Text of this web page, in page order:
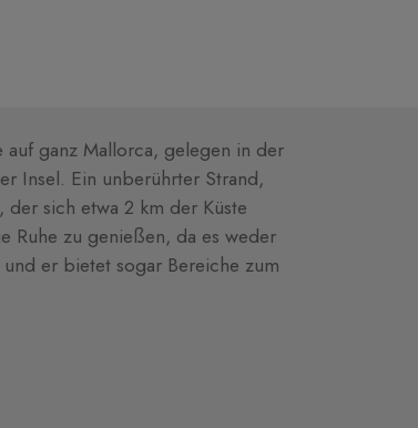
ganz Mallorca, gelegen in der
Insel. Ein unberührter Strand,
sich etwa 2 km der Küste
Ruhe zu genießen, da es weder
er bietet sogar Bereiche zum